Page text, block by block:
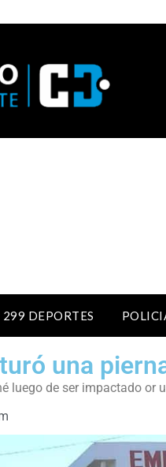
299 DEPORTES
una
luego de ser impactado or